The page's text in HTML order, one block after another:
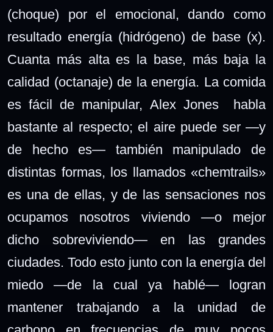
(choque) por el emocional, dando como
resultado energía (hidrógeno) de base (x).
Cuanta más alta es la base, más baja la
calidad (octanaje) de la energía. La comida
es fácil de manipular, Alex Jones habla
bastante al respecto; el aire puede ser —y
de hecho es— también manipulado de
distintas formas, los llamados «chemtrails»
es una de ellas, y de las sensaciones nos
ocupamos nosotros viviendo ―o mejor
dicho sobreviviendo— en las grandes
ciudades. Todo esto junto con la energía del
miedo —de la cual ya hablé— logran
mantener trabajando a la unidad de